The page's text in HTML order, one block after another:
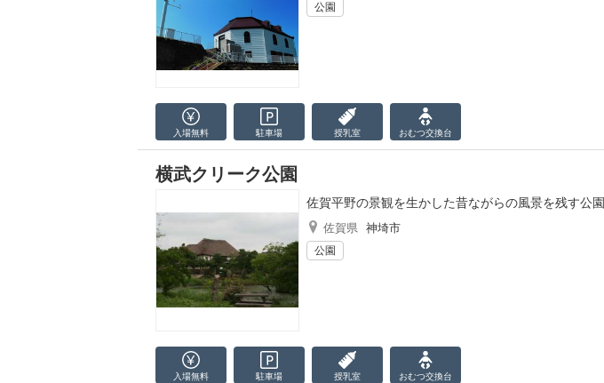
公園
入場無料 駐車場 授乳室 おむつ交換台
横武クリーク公園
佐賀平野の景観を生かした昔ながらの風景を残す公園
佐賀県 神埼市
公園
入場無料 駐車場 授乳室 おむつ交換台